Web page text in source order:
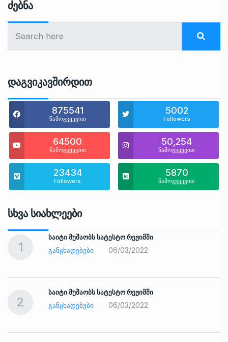
Ძებნა
Დაგვიკავშირდით
875541
წამოგვყევით
5002
Followers
64500
წამოგვყევით
50,254
წამოგვყევით
23434
Followers
5870
წამოგვყევით
Სხვა Სიახლეები
1
საიტი მუშაობს სატესტო რეჟიმში
ᲒᲐᲜᲪᲮᲐᲓᲔᲑᲔᲑᲘ
06/03/2022
2
საიტი მუშაობს სატესტო რეჟიმში
ᲒᲐᲜᲪᲮᲐᲓᲔᲑᲔᲑᲘ
06/03/2022